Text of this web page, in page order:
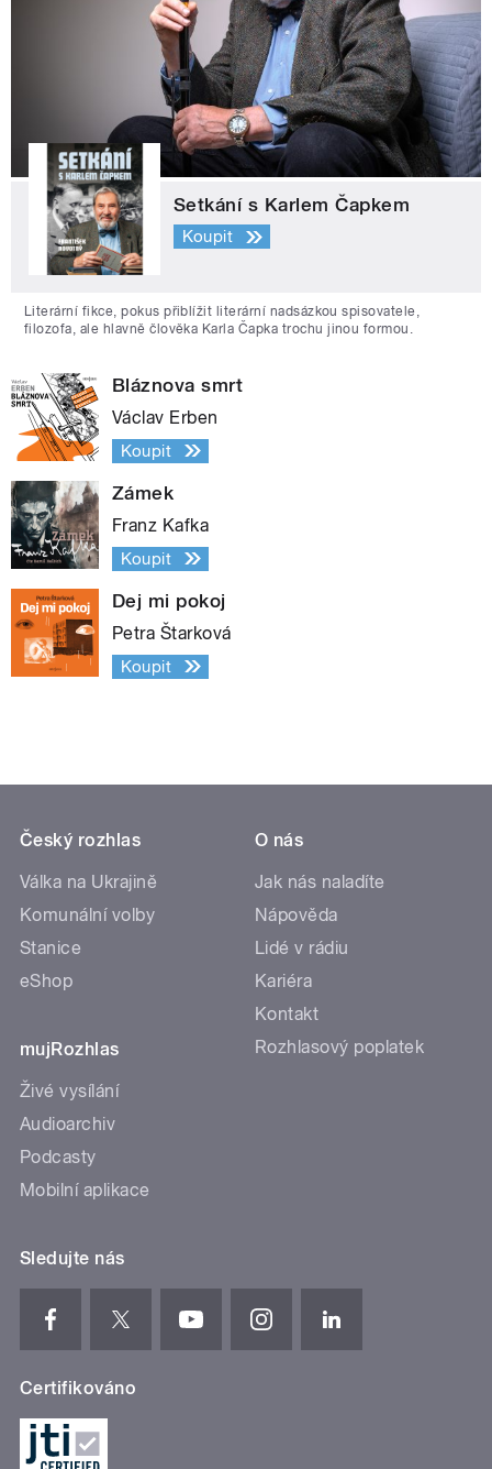
Setkání s Karlem Čapkem
Koupit
Literární fikce, pokus přiblížit literární nadsázkou spisovatele,
filozofa, ale hlavně člověka Karla Čapka trochu jinou formou.
Bláznova smrt
Václav Erben
Koupit
Zámek
Franz Kafka
Koupit
Dej mi pokoj
Petra Štarková
Koupit
Český rozhlas
Válka na Ukrajině
Komunální volby
Stanice
eShop
mujRozhlas
Živé vysílání
Audioarchiv
Podcasty
Mobilní aplikace
O nás
Jak nás naladíte
Nápověda
Lidé v rádiu
Kariéra
Kontakt
Rozhlasový poplatek
Sledujte nás
Certifikováno